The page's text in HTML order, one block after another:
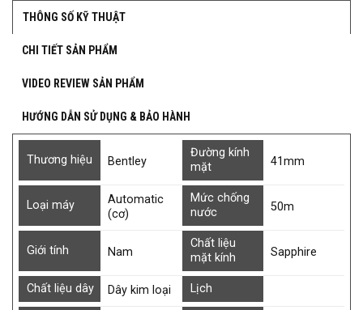
THÔNG SỐ KỸ THUẬT
CHI TIẾT SẢN PHẨM
VIDEO REVIEW SẢN PHẨM
HƯỚNG DẪN SỬ DỤNG & BẢO HÀNH
Thương hiệu Bentley
Đường kính
mặt
41mm
Loại máy
Automatic
(cơ)
Mức chống
nước
50m
Giới tính Nam
Chất liệu
mặt kính
Sapphire
Chất liệu dây Dây kim loại Lịch